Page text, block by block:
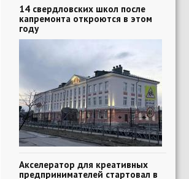
14 свердловских школ после
капремонта откроются в этом
году
Акселератор для креативных
предпринимателей стартовал в